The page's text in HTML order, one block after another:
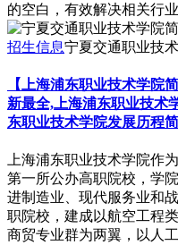
的空白，有效解决相关行
招生信息宁夏交通职业技
【上海浦东职业技术学院
新最全,上海浦东职业技术
东职业技术学院发展历程
上海浦东职业技术学院作
第一所公办高职院校，学
进制造业、现代服务业和
职院校，建成以航空工程
商贸专业群为两翼，以人